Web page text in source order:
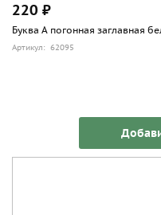
220 ₽
Буква А погонная заглавная
Артикул: 62095